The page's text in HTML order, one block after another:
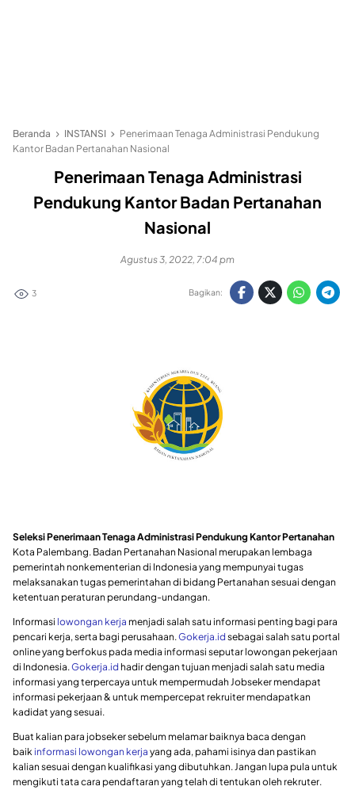
Beranda INSTANSI
Penerimaan Tenaga Administrasi Pendukung
Kantor Badan Pertanahan Nasional
Penerimaan Tenaga Administrasi
Pendukung Kantor Badan Pertanahan
Nasional
Agustus 3, 2022, 7:04 pm
3 Bagikan:
Seleksi Penerimaan Tenaga Administrasi Pendukung Kantor Pertanahan
Kota Palembang. Badan Pertanahan Nasional merupakan lembaga
pemerintah nonkementerian di Indonesia yang mempunyai tugas
melaksanakan tugas pemerintahan di bidang Pertanahan sesuai dengan
ketentuan peraturan perundang-undangan.
Informasi lowongan kerja menjadi salah satu informasi penting bagi para
pencari kerja, serta bagi perusahaan.Gokerja.id sebagai salah satu portal
online yang berfokus pada media informasi seputar lowongan pekerjaan
di Indonesia.Gokerja.id hadir dengan tujuan menjadi salah satu media
informasi yang terpercaya untuk mempermudah Jobseker mendapat
informasi pekerjaan & untuk mempercepat rekruiter mendapatkan
kadidat yang sesuai.
Buat kalian para jobseker sebelum melamar baiknya baca dengan
baik informasi lowongan kerja yang ada, pahami isinya dan pastikan
kalian sesuai dengan kualifikasi yang dibutuhkan. Jangan lupa pula untuk
mengikuti tata cara pendaftaran yang telah di tentukan oleh rekruter.